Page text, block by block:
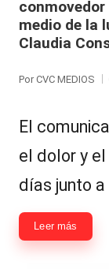
conmovedor
medio de la
Claudia
Publicado
Por CVC MEDIOS
El
el dolor y
días junto
Leer más